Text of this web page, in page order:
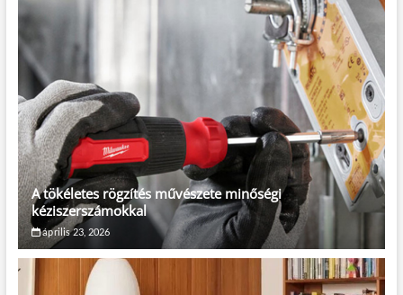
A tökéletes rögzítés művészete minőségi
kéziszerszámokkal
április 23, 2026